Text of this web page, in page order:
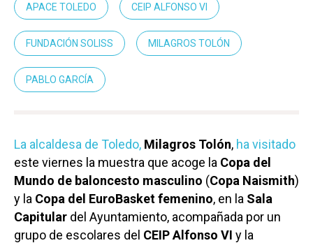
APACE TOLEDO CEIP ALFONSO VI
FUNDACIÓN SOLISS MILAGROS TOLÓN
PABLO GARCÍA
La alcaldesa de Toledo, Milagros Tolón, ha visitado
este viernes la muestra que acoge la Copa del
Mundo de baloncesto masculino (Copa Naismith)
y la Copa del EuroBasket femenino, en la Sala
Capitular del Ayuntamiento, acompañada por un
grupo de escolares del CEIP Alfonso VI y la